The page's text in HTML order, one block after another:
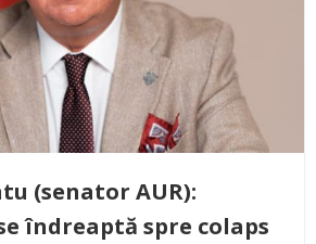
(senator AUR):
îndreaptă spre colaps